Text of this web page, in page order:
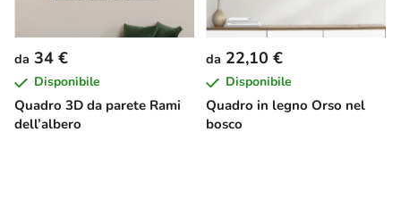
Quadro 3D da parete Rami
dell’albero
da 34 €
Disponibile
Quadro in legno Orso nel
bosco
da 22,10 €
Disponibile